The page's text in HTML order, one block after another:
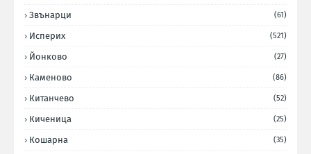
Звънарци (61)
Исперих (521)
Йонково (27)
Каменово (86)
Китанчево (52)
Киченица (25)
Кошарна (35)